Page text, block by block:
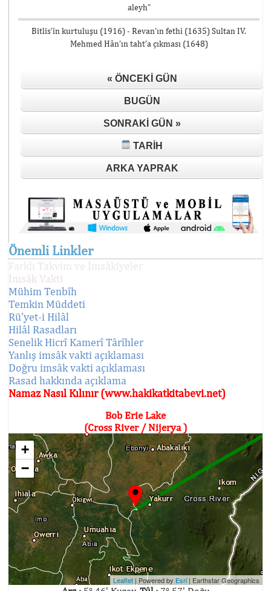
aleyh”
Bitlis’in kurtuluşu (1916) - Revan’ın fethi (1635) Sultan IV.
Mehmed Hân’ın taht’a çıkması (1648)
« ÖNCEKI GÜN
BUGÜN
SONRAKI GÜN »
TARIH
ARKA YAPRAK
Önemli Linkler
Farklı Takvim ve İmsâkiyeler
İmsâk Vakti
Mühim Tenbîh
Temkin Müddeti
Rü'yet-i Hilâl
Hilâl Rasadları
Senelik Hicrî Kamerî Târîhler
Yanlış imsâk vakti açıklaması
Doğru imsâk vakti açıklaması
Rasad hakkında açıklama
Namaz Nasıl Kılınır (www.hakikatkitabevi.net)
Bob Erie Lake
(Cross River / Nijerya )
+
−
Leaflet | Powered by Esri | Earthstar Geographics